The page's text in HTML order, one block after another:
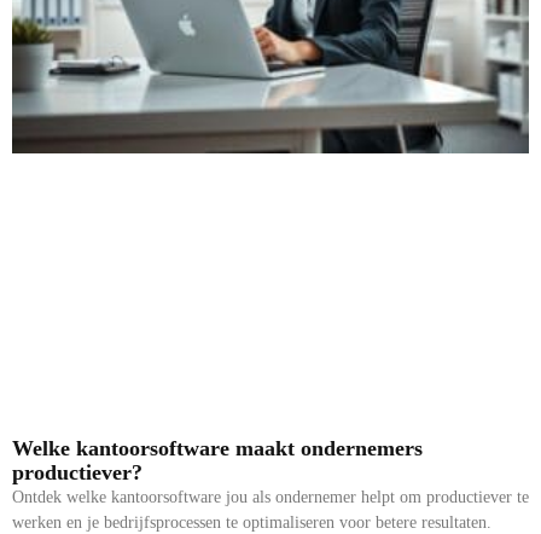
Welke kantoorsoftware maakt ondernemers
productiever?
Ontdek welke kantoorsoftware jou als ondernemer helpt om productiever te
werken en je bedrijfsprocessen te optimaliseren voor betere resultaten.